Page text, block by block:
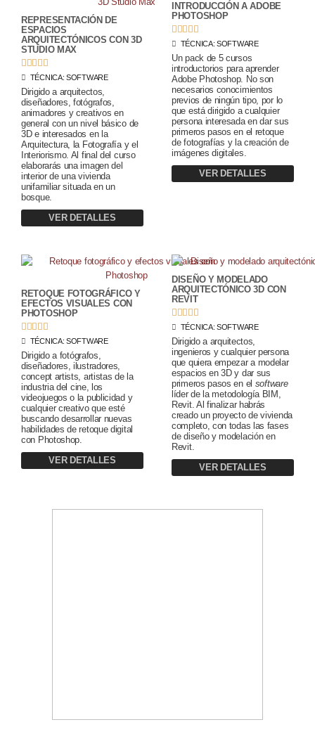
REPRESENTACIÓN DE
ESPACIOS
ARQUITECTÓNICOS CON 3D
STUDIO MAX

TÉCNICA:SOFTWARE
Dirigido a arquitectos,
diseñadores, fotógrafos,
animadores y creativos en
general con un nivel básico de
3D e interesados en la
Arquitectura, la Fotografía y el
Interiorismo. Al final del curso
elaborarás una imagen del
interior de una vivienda
unifamiliar situada en un
bosque.
VER DETALLES
INTRODUCCIÓN A ADOBE
PHOTOSHOP
    
TÉCNICA:SOFTWARE
Un pack de 5 cursos
introductorios para aprender
Adobe Photoshop. No son
necesarios conocimientos
previos de ningún tipo, por lo
que está dirigido a cualquier
persona interesada en dar sus
primeros pasos en el retoque
de fotografías y la creación de
imágenes digitales.
VER DETALLES
RETOQUE FOTOGRÁFICO Y
EFECTOS VISUALES CON
PHOTOSHOP

TÉCNICA:SOFTWARE
Dirigido a fotógrafos,
diseñadores, ilustradores,
concept artists, artistas de la
industria del cine, los
videojuegos o la publicidad y
cualquier creativo que esté
buscando desarrollar nuevas
habilidades de retoque digital
con Photoshop.
VER DETALLES
DISEÑO Y MODELADO
ARQUITECTÓNICO 3D CON
REVIT
    
TÉCNICA:SOFTWARE
Dirigido a arquitectos,
ingenieros y cualquier persona
que quiera empezar a modelar
espacios en 3D y dar sus
primeros pasos en el software
líder de la metodología BIM,
Revit. Al finalizar habrás
creado un proyecto de vivienda
completo, con todas las fases
de diseño y modelación en
Revit.
VER DETALLES